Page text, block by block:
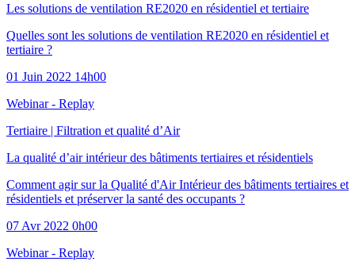
Les solutions de ventilation RE2020 en résidentiel et tertiaire
Quelles sont les solutions de ventilation RE2020 en résidentiel et
tertiaire ?
01 Juin 2022 14h00
Webinar - Replay
Tertiaire | Filtration et qualité d’Air
La qualité d’air intérieur des bâtiments tertiaires et résidentiels
Comment agir sur la Qualité d'Air Intérieur des bâtiments tertiaires et
résidentiels et préserver la santé des occupants ?
07 Avr 2022 0h00
Webinar - Replay